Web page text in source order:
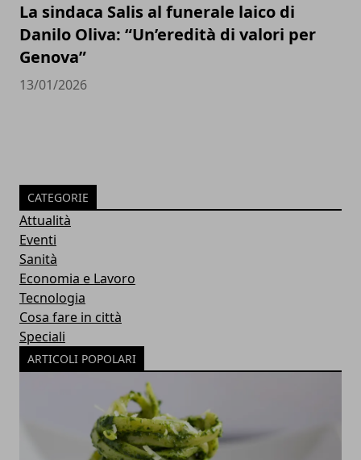
La sindaca Salis al funerale laico di
Danilo Oliva: “Un’eredità di valori per
Genova”
13/01/2026
CATEGORIE
Attualità
Eventi
Sanità
Economia e Lavoro
Tecnologia
Cosa fare in città
Speciali
ARTICOLI POPOLARI